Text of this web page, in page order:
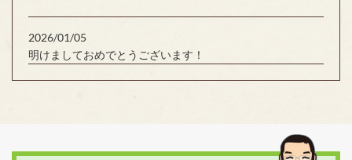
2026/01/05
明けましておめでとうございます！